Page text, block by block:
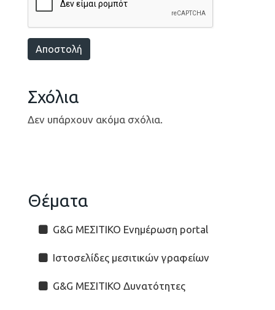
Αποστολή
Σχόλια
Δεν υπάρχουν ακόμα σχόλια.
Θέματα
G&G ΜΕΣΙΤΙΚΟ Ενημέρωση portal
Ιστοσελίδες μεσιτικών γραφείων
G&G ΜΕΣΙΤΙΚΟ Δυνατότητες